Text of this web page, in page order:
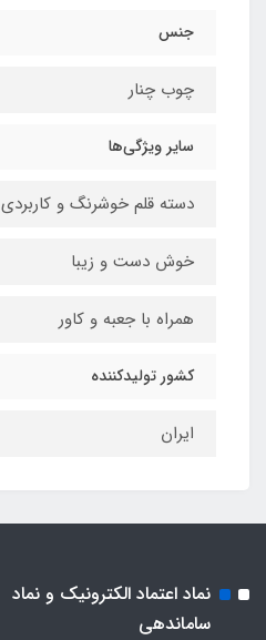
جنس
چوب چنار
سایر ویژگی‌ها
دسته قلم خوشرنگ و کاربردی
خوش دست و زیبا
همراه با جعبه و کاور
کشور تولیدکننده
ایران
نماد اعتماد الکترونیک و نماد
ساماندهی